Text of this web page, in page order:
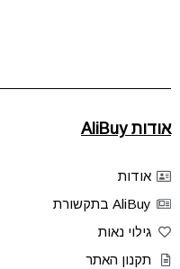
אודות AliBuy
אודות
AliBuy בתקשורת
גילוי נאות
תקנון האתר